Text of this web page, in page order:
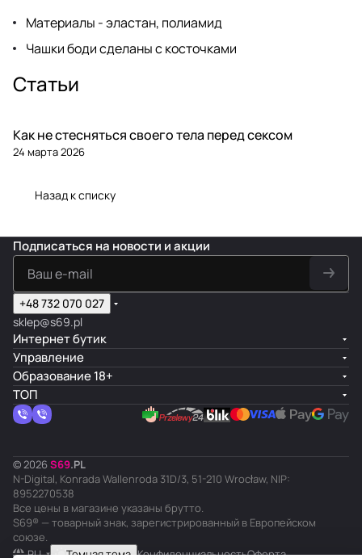
Материалы - эластан, полиамид
Чашки боди сделаны с косточками
Статьи
Как не стесняться своего тела перед сексом
24 марта 2026
Назад к списку
Подписаться на новости и акции
+48 732 070 027
sklep@s69.pl
Интернет бутик
Управление
Образование 18+
ТОП
© 2026 S69.PL
N-Digital, Konrada Wallenroda 31D/3, 51-210 Wrocław, NIP:
8952270538
Все цены в магазине указаны брутто.
S69® — товарный знак, зарегистрированный в Европейском
союзе.
RU
Темная тема КонфиденциальностьОферта